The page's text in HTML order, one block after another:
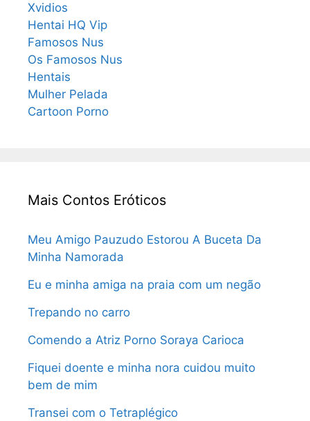
Xvidios
Hentai HQ Vip
Famosos Nus
Os Famosos Nus
Hentais
Mulher Pelada
Cartoon Porno
Mais Contos Eróticos
Meu Amigo Pauzudo Estorou A Buceta Da
Minha Namorada
Eu e minha amiga na praia com um negão
Trepando no carro
Comendo a Atriz Porno Soraya Carioca
Fiquei doente e minha nora cuidou muito
bem de mim
Transei com o Tetraplégico